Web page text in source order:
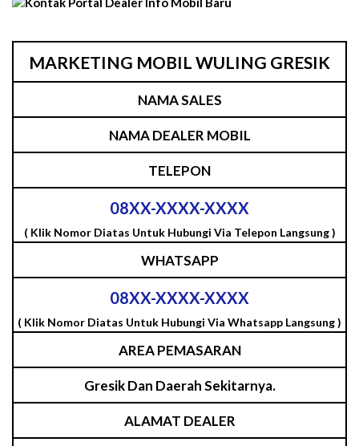
MARKETING MOBIL WULING GRESIK
NAMA SALES
NAMA DEALER MOBIL
TELEPON
08XX-XXXX-XXXX
( Klik Nomor Diatas Untuk Hubungi Via Telepon Langsung )
WHATSAPP
08XX-XXXX-XXXX
( Klik Nomor Diatas Untuk Hubungi Via Whatsapp Langsung )
AREA PEMASARAN
Gresik Dan Daerah Sekitarnya.
ALAMAT DEALER